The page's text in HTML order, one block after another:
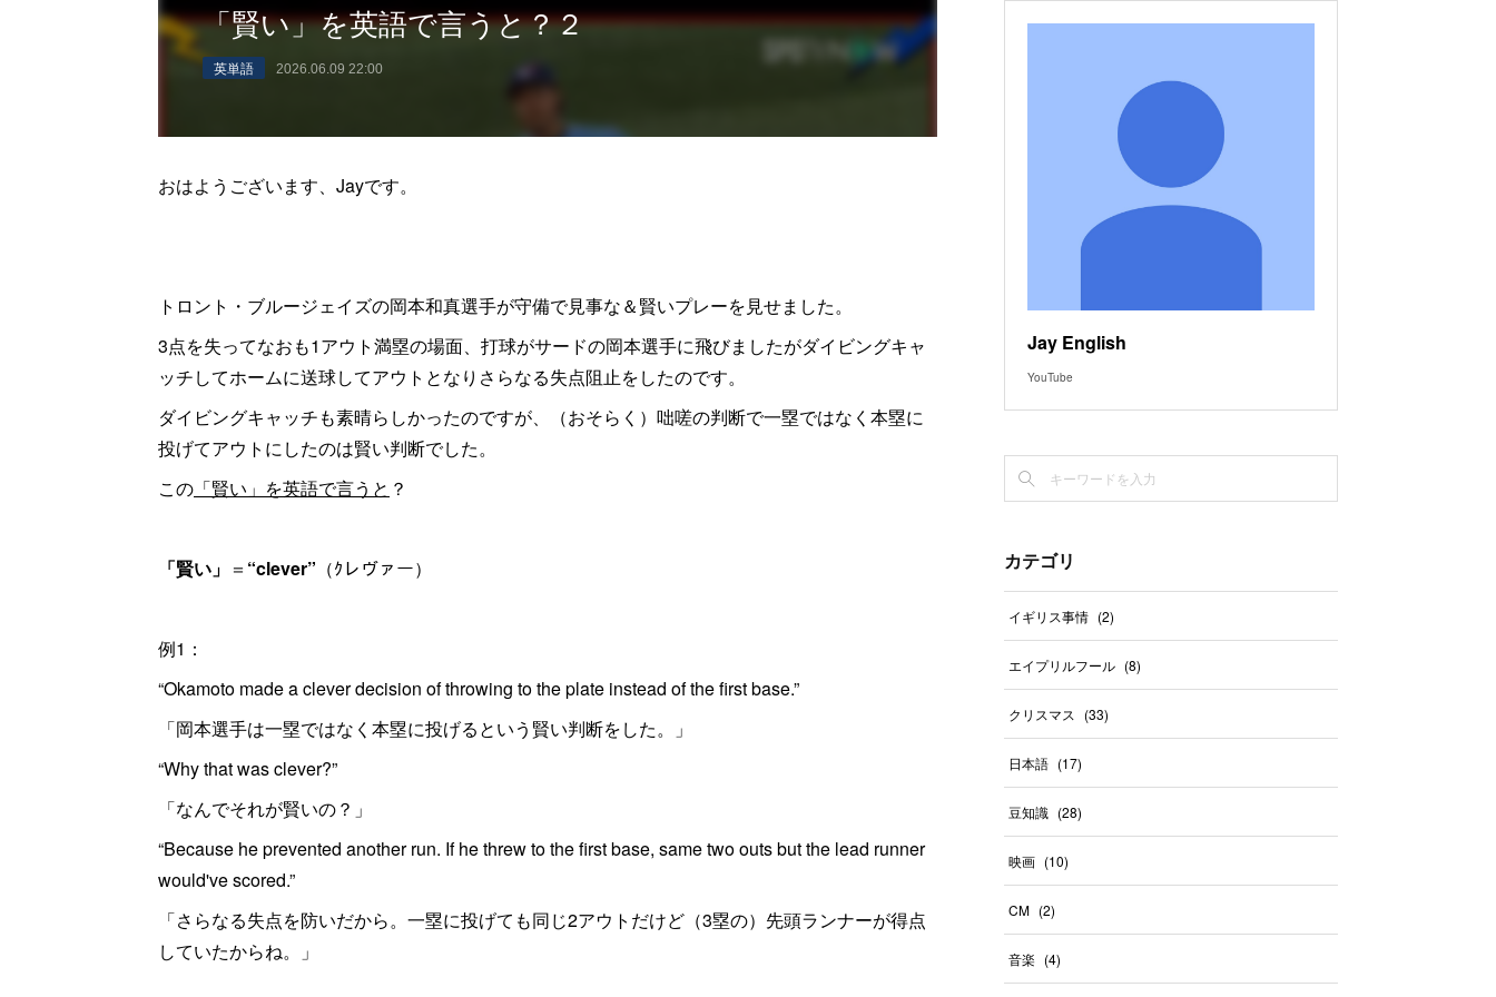
「賢い」を英語で言うと？２
英単語 2026.06.09 22:00
おはようございます、Jayです。
トロント・ブルージェイズの岡本和真選手が守備で見事な＆賢いプレーを見せました。
3点を失ってなおも1アウト満塁の場面、打球がサードの岡本選手に飛びましたがダイビングキャ
ッチしてホームに送球してアウトとなりさらなる失点阻止をしたのです。
ダイビングキャッチも素晴らしかったのですが、（おそらく）咄嗟の判断で一塁ではなく本塁に
投げてアウトにしたのは賢い判断でした。
この 「賢い」を英語で言うと ？
「賢い」 ＝ “clever” （ｸレヴァー）
例1：
“Okamoto made a clever decision of throwing to the plate instead of the first base.”
「岡本選手は一塁ではなく本塁に投げるという賢い判断をした。」
“Why that was clever?”
「なんでそれが賢いの？」
“Because he prevented another run. If he threw to the first base, same two outs but the lead runner
would've scored.”
「さらなる失点を防いだから。一塁に投げても同じ2アウトだけど（3塁の）先頭ランナーが得点
していたからね。」
Jay English
YouTube
カテゴリ
イギリス事情 (2)
エイプリルフール (8)
クリスマス (33)
日本語 (17)
豆知識 (28)
映画 (10)
CM (2)
音楽 (4)